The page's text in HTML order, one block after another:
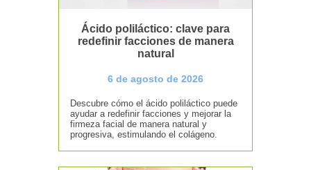
Ácido poliláctico: clave para
redefinir facciones de manera
natural
6 de agosto de 2026
Descubre cómo el ácido poliláctico puede
ayudar a redefinir facciones y mejorar la
firmeza facial de manera natural y
progresiva, estimulando el colágeno.